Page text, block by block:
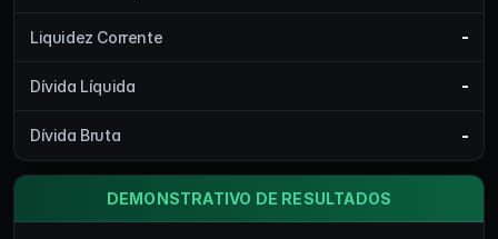
Liquidez Corrente -
Dívida Líquida -
Dívida Bruta -
DEMONSTRATIVO DE RESULTADOS